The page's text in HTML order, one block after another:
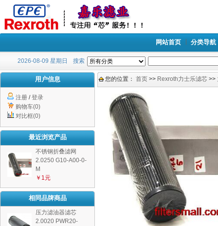
网站首页 分类导航
2026-08-09 星期日 搜索
用户信息
注册 /登录
购物车(0)
对比框(0)
最近浏览产品
不锈钢折叠滤网
2.0250 G10-A00-0-
M
￥1元
相同品牌商品
压力滤油器滤芯
2.0020 PWR20-
您的位置： 首页 >> Rexroth力士乐滤芯 >>